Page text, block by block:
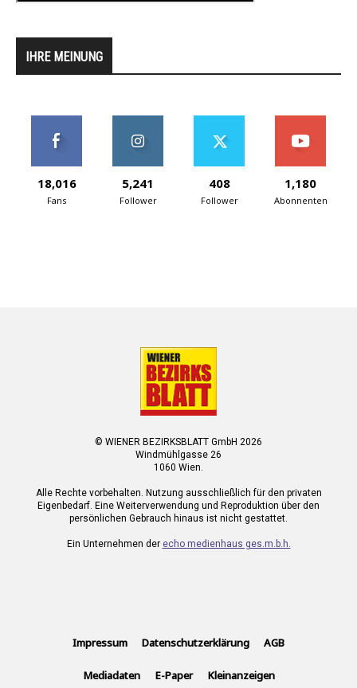
IHRE MEINUNG
18,016
Fans
5,241
Follower
408
Follower
1,180
Abonnenten
© WIENER BEZIRKSBLATT GmbH 2026
Windmühlgasse 26
1060 Wien.
Alle Rechte vorbehalten. Nutzung ausschließlich für den privaten
Eigenbedarf. Eine Weiterverwendung und Reproduktion über den
persönlichen Gebrauch hinaus ist nicht gestattet.
Ein Unternehmen der echo medienhaus ges.m.b.h.
Impressum Datenschutzerklärung AGB
Mediadaten E-Paper Kleinanzeigen